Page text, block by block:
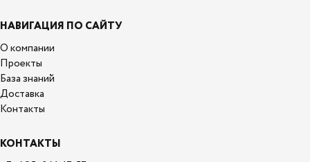
НАВИГАЦИЯ ПО САЙТУ
О компании
Проекты
База знаний
Доставка
Контакты
КОНТАКТЫ